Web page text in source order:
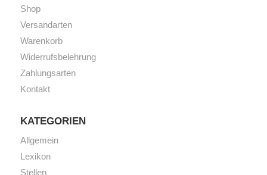
Shop
Versandarten
Warenkorb
Widerrufsbelehrung
Zahlungsarten
Kontakt
KATEGORIEN
Allgemein
Lexikon
Stellen